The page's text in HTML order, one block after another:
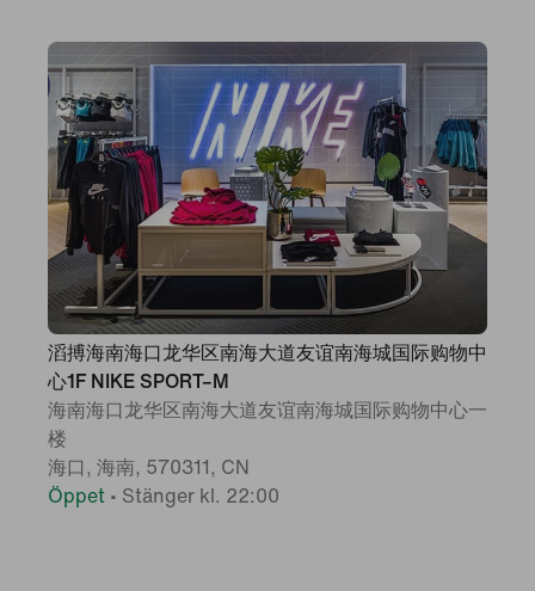
滔搏海南海口龙华区南海大道友谊南海城国际购物中
心1F NIKE SPORT–M
海南海口龙华区南海大道友谊南海城国际购物中心一
楼
海口, 海南, 570311, CN
Öppet • Stänger kl. 22:00